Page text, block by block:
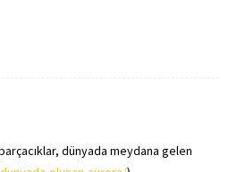
dünyada meydana gelen